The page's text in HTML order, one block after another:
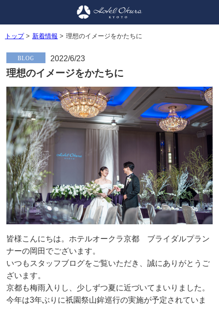
トップ> 新着情報 > 理想のイメージをかたちに
2022/6/23
理想のイメージをかたちに
皆様こんにちは。ホテルオークラ京都 ブライダルプラン
ナーの岡田でございます。
いつもスタッフブログをご覧いただき、誠にありがとうご
ざいます。
京都も梅雨入りし、少しずつ夏に近づいてまいりました。
今年は3年ぶりに祇園祭山鉾巡行の実施が予定されていま